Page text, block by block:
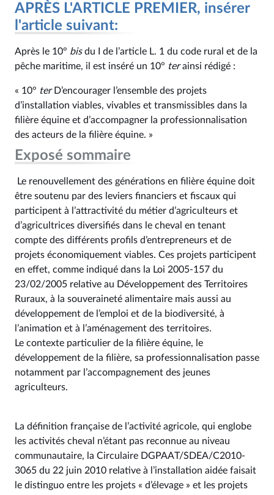
APRÈS L'ARTICLE PREMIER, insérer
l'article suivant:
Après le 10° bisdu I de l’article L. 1 du code rural et de la
pêche maritime, il est inséré un 10° terainsi rédigé :
« 10° terD’encourager l’ensemble des projets
d’installation viables, vivables et transmissibles dans la
filière équine et d’accompagner la professionnalisation
des acteurs de la filière équine. »
Exposé sommaire
Le renouvellement des générations en filière équine doit
être soutenu par des leviers financiers et fiscaux qui
participent à l’attractivité du métier d’agriculteurs et
d’agricultrices diversifiés dans le cheval en tenant
compte des différents profils d’entrepreneurs et de
projets économiquement viables. Ces projets participent
en effet, comme indiqué dans la Loi 2005-157 du
23/02/2005 relative au Développement des Territoires
Ruraux, à la souveraineté alimentaire mais aussi au
développement de l’emploi et de la biodiversité, à
l’animation et à l’aménagement des territoires.
Le contexte particulier de la filière équine, le
développement de la filière, sa professionnalisation passe
notamment par l’accompagnement des jeunes
agriculteurs.
La définition française de l’activité agricole, qui englobe
les activités cheval n’étant pas reconnue au niveau
communautaire, la Circulaire DGPAAT/SDEA/C2010-
3065 du 22 juin 2010 relative à l’installation aidée faisait
le distinguo entre les projets « d’élevage » et les projets